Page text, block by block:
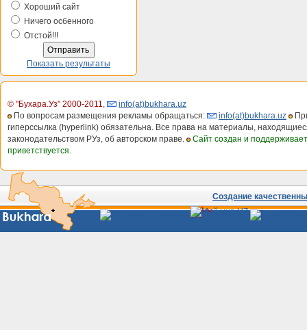
Хороший сайт
Ничего осбенного
Отстой!!!
Показать результаты
© "Бухара.Уз" 2000-2011,
info(at)bukhara.uz
По вопросам размещения рекламы обращаться:
info(at)bukhara.uz
гиперссылка (hyperlink) обязательна. Все права на материалы,
законодательством РУз, об авторском праве.
Сайт создан и
приветствуется.
Создание
Сайты
Узбекистана